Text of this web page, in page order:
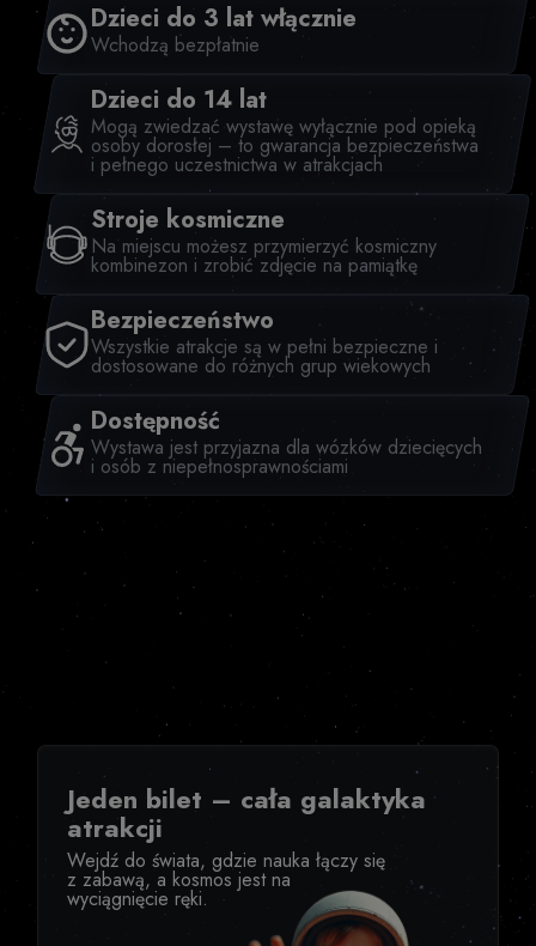
Dzieci do 3 lat włącznie
Wchodzą bezpłatnie
Dzieci do 14 lat
Mogą zwiedzać wystawę wyłącznie pod opieką
osoby dorosłej – to gwarancja bezpieczeństwa
i pełnego uczestnictwa w atrakcjach
Stroje kosmiczne
Na miejscu możesz przymierzyć kosmiczny
kombinezon i zrobić zdjęcie na pamiątkę
Bezpieczeństwo
Wszystkie atrakcje są w pełni bezpieczne i
dostosowane do różnych grup wiekowych
Dostępność
Wystawa jest przyjazna dla wózków dziecięcych
i osób z niepełnosprawnościami
Jeden bilet – cała galaktyka
atrakcji
Wejdź do świata, gdzie nauka łączy się
z zabawą, a kosmos jest na
wyciągnięcie ręki.